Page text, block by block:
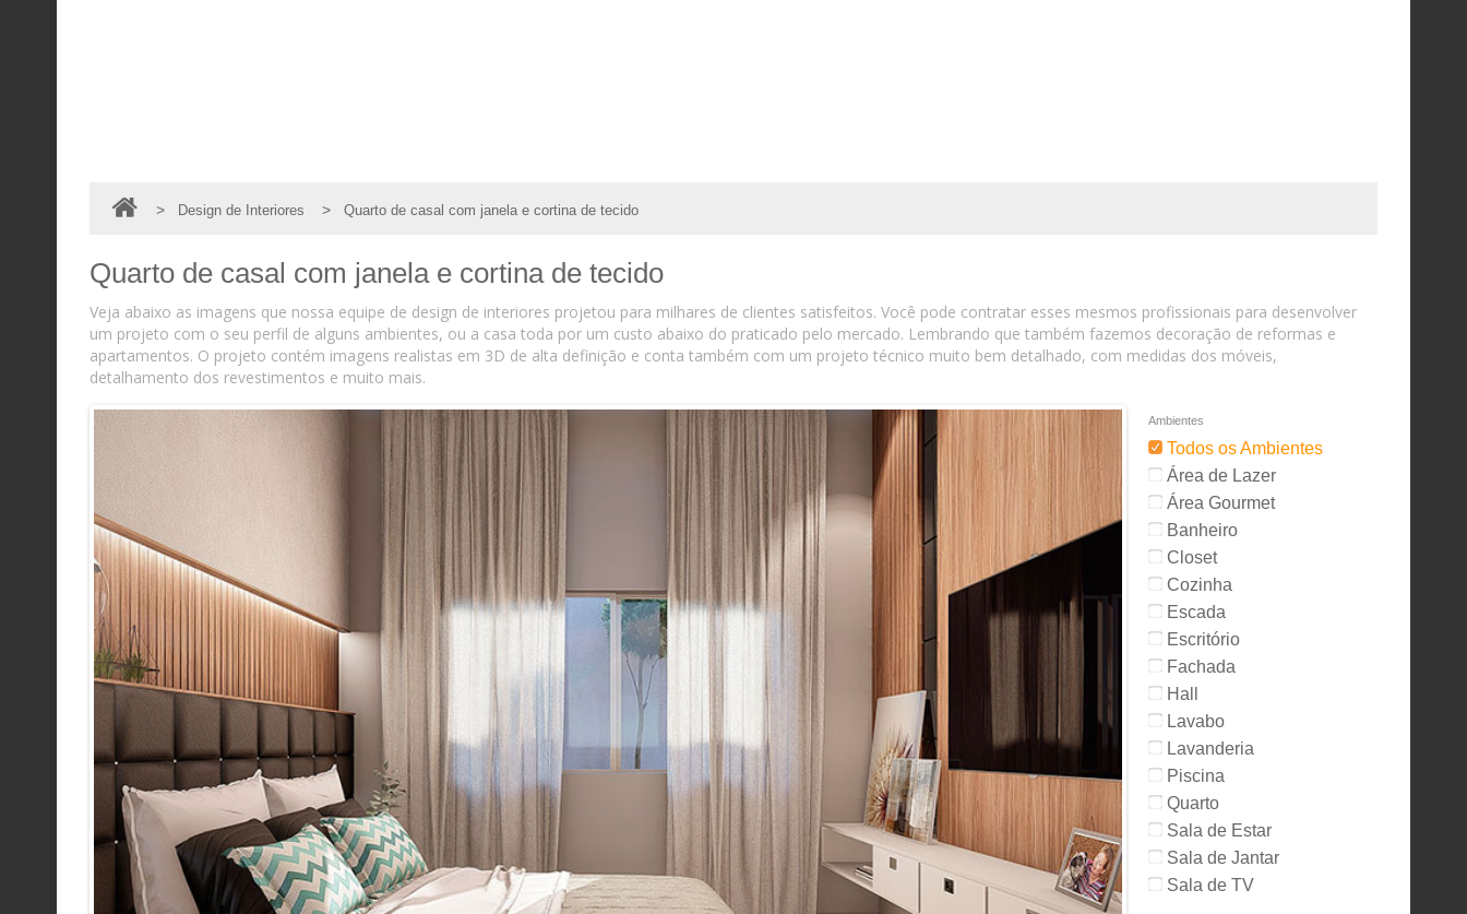
> Design de Interiores > Quarto de casal com janela e cortina de tecido
Quarto de casal com janela e cortina de tecido
Veja abaixo as imagens que nossa equipe de design de interiores projetou para milhares de clientes satisfeitos. Você pode contratar esses mesmos profissionais para desenvolver
um projeto com o seu perfil de alguns ambientes, ou a casa toda por um custo abaixo do praticado pelo mercado. Lembrando que também fazemos decoração de reformas e
apartamentos. O projeto contém imagens realistas em 3D de alta definição e conta também com um projeto técnico muito bem detalhado, com medidas dos móveis,
detalhamento dos revestimentos e muito mais.
Ambientes
Todos os Ambientes
Área de Lazer
Área Gourmet
Banheiro
Closet
Cozinha
Escada
Escritório
Fachada
Hall
Lavabo
Lavanderia
Piscina
Quarto
Sala de Estar
Sala de Jantar
Sala de TV